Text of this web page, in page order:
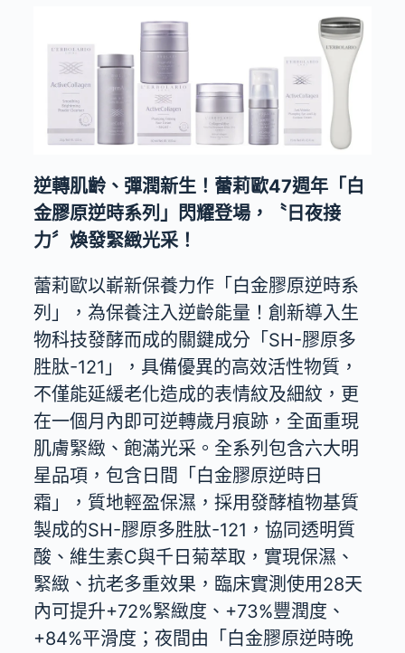
逆轉肌齡、彈潤新生！蕾莉歐47週年「白
金膠原逆時系列」閃耀登場，〝日夜接
力〞煥發緊緻光采！
蕾莉歐以嶄新保養力作「白金膠原逆時系
列」，為保養注入逆齡能量！創新導入生
物科技發酵而成的關鍵成分「SH-膠原多
胜肽-121」，具備優異的⾼效活性物質，
不僅能延緩老化造成的表情紋及細紋，更
在一個月內即可逆轉歲月痕跡，全面重現
肌膚緊緻、飽滿光采。全系列包含六大明
星品項，包含日間「白金膠原逆時日
霜」，質地輕盈保濕，採用發酵植物基質
製成的SH-膠原多胜肽-121，協同透明質
酸、維生素C與千日菊萃取，實現保濕、
緊緻、抗老多重效果，臨床實測使用28天
內可提升+72%緊緻度、+73%豐潤度、
+84%平滑度；夜間由「白金膠原逆時晚